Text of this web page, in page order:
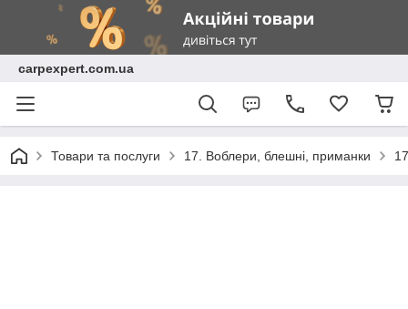
carpexpert.com.ua
Товари та послуги 17. Воблери, блешні, приманки